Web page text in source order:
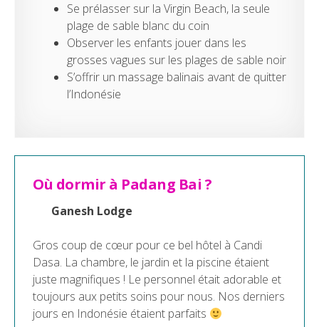
Se prélasser sur la Virgin Beach, la seule
plage de sable blanc du coin
Observer les enfants jouer dans les
grosses vagues sur les plages de sable noir
S’offrir un massage balinais avant de quitter
l’Indonésie
Où dormir à Padang Bai ?
Ganesh Lodge
Gros coup de cœur pour ce bel hôtel à Candi
Dasa. La chambre, le jardin et la piscine étaient
juste magnifiques ! Le personnel était adorable et
toujours aux petits soins pour nous. Nos derniers
jours en Indonésie étaient parfaits